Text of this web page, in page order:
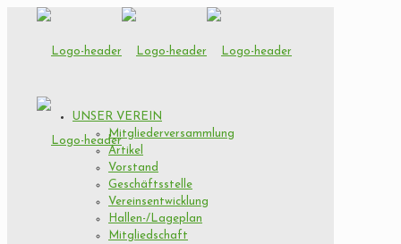
UNSER VEREIN
Mitgliederversammlung
Artikel
Vorstand
Geschäftsstelle
Vereinsentwicklung
Hallen-/Lageplan
Mitgliedschaft